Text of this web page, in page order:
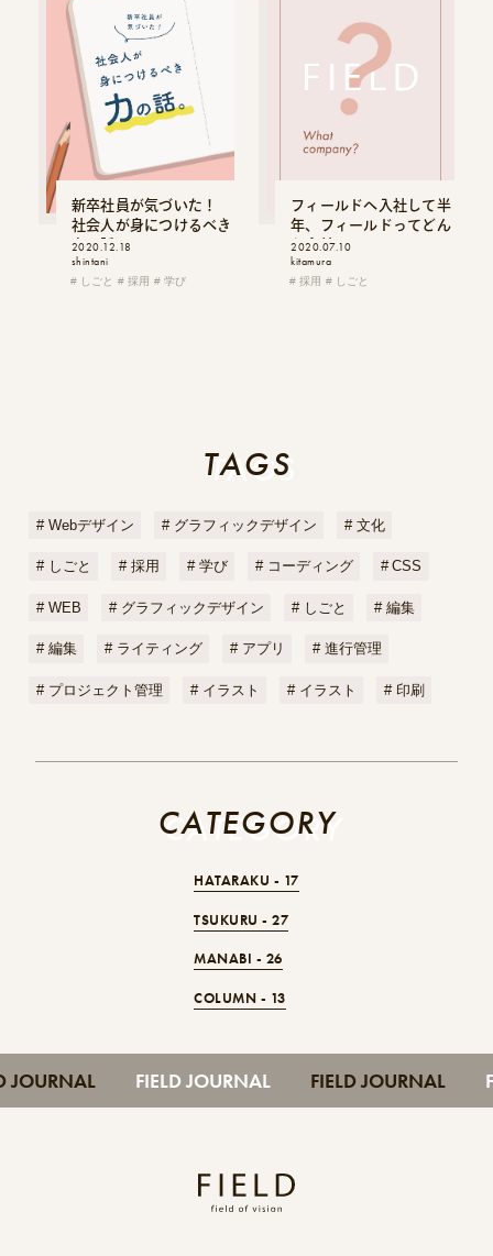
新卒社員が気づいた！
社会人が身につけるべき
力の話。
2020.12.18
shintani
しごと 採用 学び
フィールドへ入社して半
年、フィールドってどん
な会社？
2020.07.10
kitamura
採用 しごと
TAGS
TAGS
Webデザイン グラフィックデザイン 文化
しごと 採用 学び コーディング CSS
WEB グラフィックデザイン しごと 編集
編集 ライティング アプリ 進行管理
プロジェクト管理 イラスト イラスト 印刷
CATEGORY
CATEGORY
HATARAKU - 17
TSUKURU -27
MANABI - 26
COLUMN - 13
JOURNAL FIELD JOURNAL FIELD JOURNAL